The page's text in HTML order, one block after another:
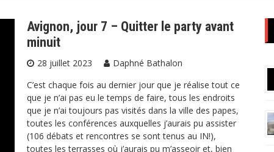
Avignon, jour 7 – Quitter le party avant
minuit
28 juillet 2023
Daphné Bathalon
C’est chaque fois au dernier jour que je réalise tout ce
que je n’ai pas eu le temps de faire, tous les endroits
que je n’ai toujours pas visités dans la ville des papes,
toutes les conférences auxquelles j’aurais pu assister
(106 débats et rencontres se sont tenus au IN!),
toutes les terrasses où j’aurais pu m’asseoir et, bien